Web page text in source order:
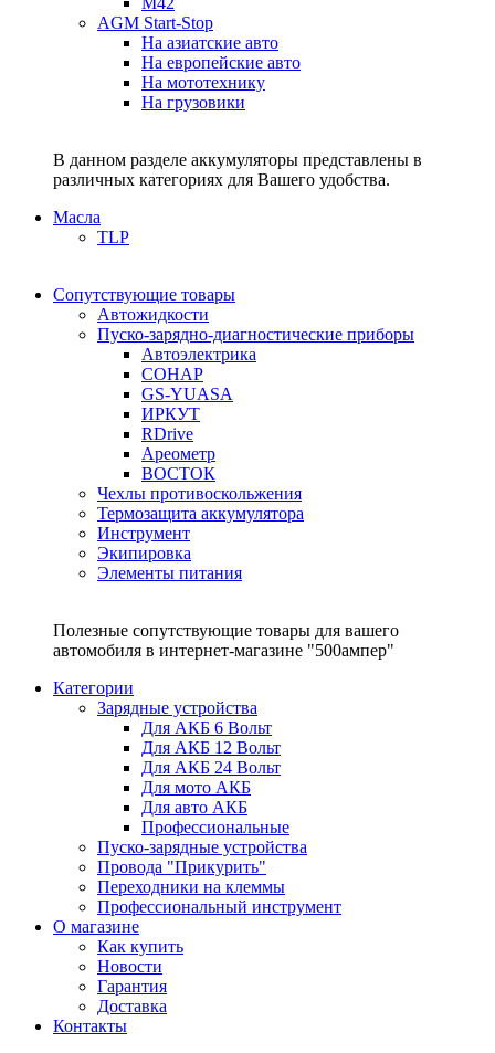
AGM Start-Stop
На азиатские авто
На европейские авто
На мототехнику
На грузовики
В данном разделе аккумуляторы представлены в
различных категориях для Вашего удобства.
Масла
TLP
Сопутствующие товары
Автожидкости
Пуско-зарядно-диагностические приборы
Автоэлектрика
СОНАР
GS-YUASA
ИРКУТ
RDrive
Ареометр
ВОСТОК
Чехлы противоскольжения
Термозащита аккумулятора
Инструмент
Экипировка
Элементы питания
Полезные сопутствующие товары для вашего
автомобиля в интернет-магазине "500ампер"
Категории
Зарядные устройства
Для АКБ 6 Вольт
Для АКБ 12 Вольт
Для АКБ 24 Вольт
Для мото АКБ
Для авто АКБ
Профессиональные
Пуско-зарядные устройства
Провода "Прикурить"
Переходники на клеммы
Профессиональный инструмент
О магазине
Как купить
Новости
Гарантия
Доставка
Контакты